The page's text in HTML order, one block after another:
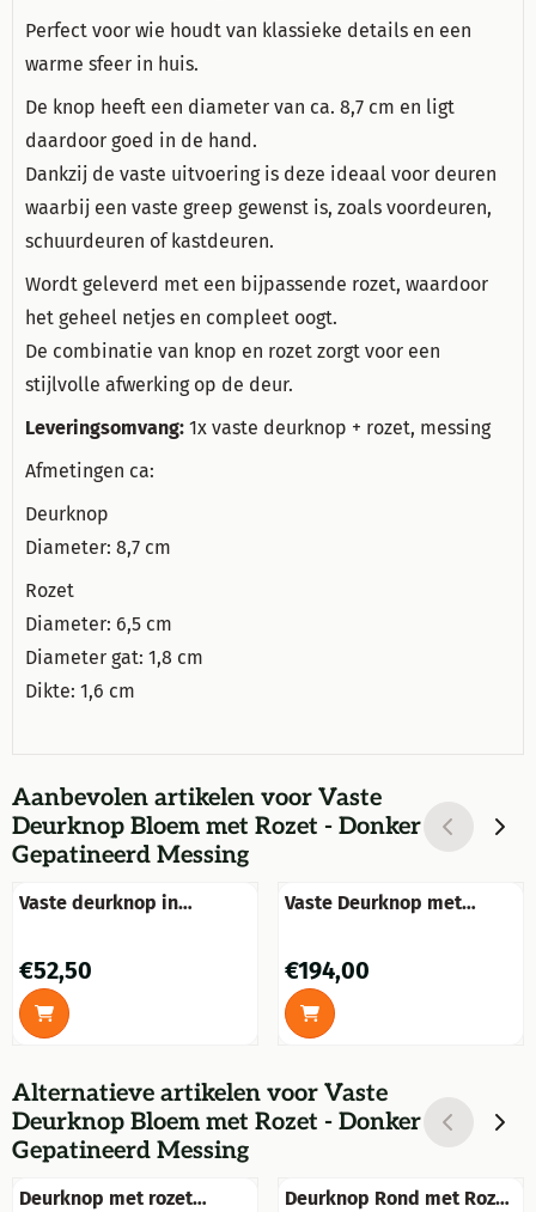
Perfect voor wie houdt van klassieke details en een
warme sfeer in huis.
De knop heeft een diameter van ca. 8,7 cm en ligt
daardoor goed in de hand.
Dankzij de vaste uitvoering is deze ideaal voor deuren
waarbij een vaste greep gewenst is, zoals voordeuren,
schuurdeuren of kastdeuren.
Wordt geleverd met een bijpassende rozet, waardoor
het geheel netjes en compleet oogt.
De combinatie van knop en rozet zorgt voor een
stijlvolle afwerking op de deur.
Leveringsomvang: 1x vaste deurknop + rozet, messing
Afmetingen ca:
Deurknop
Diameter: 8,7 cm
Rozet
Diameter: 6,5 cm
Diameter gat: 1,8 cm
Dikte: 1,6 cm
Aanbevolen artikelen voor Vaste
Deurknop Bloem met Rozet - Donker
Gepatineerd Messing
Vaste deurknop in
Prijs: 52,50
€52,50
Vaste Deurknop met
Prijs: 194,00
€194,00
Alternatieve artikelen voor Vaste
Deurknop Bloem met Rozet - Donker
Gepatineerd Messing
Deurknop met rozet
Deurknop Rond met Rozet